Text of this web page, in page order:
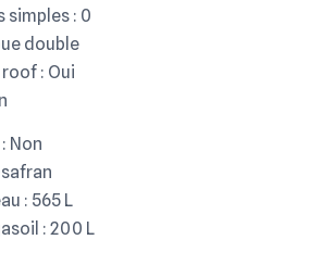
simples : 0
double
: Oui
Non
: 565 L
: 200 L